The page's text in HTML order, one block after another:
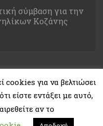
σύμβαση για την
Κοζάνης
Developed byThemeMakers
cookies για να βελτιώσει
είστε εντάξει με αυτό,
αν το